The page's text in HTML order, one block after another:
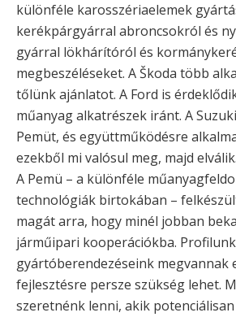
különféle karosszériaelemek
kerékpárgyárral abroncsokról és
gyárral lökhárítóról és
megbeszéléseket. A Škoda több
tőlünk ajánlatot. A Ford is
műanyag alkatrészek iránt. A
Pemüt, és együttműködésre
ezekből mi valósul meg, majd elválik.
A Pemü – a különféle
technológiák birtokában –
magát arra, hogy minél jobban
járműipari kooperációkba.
gyártóberendezéseink megvannak
fejlesztésre persze szükség lehet.
szeretnénk lenni, akik